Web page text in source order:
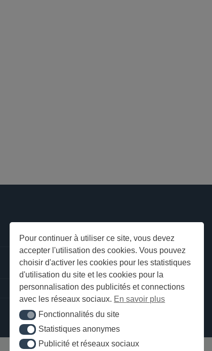
Pour continuer à utiliser ce site, vous devez
accepter l'utilisation des cookies. Vous pouvez
choisir d'activer les cookies pour les statistiques
d'utilisation du site et les cookies pour la
personnalisation des publicités et connections
avec les réseaux sociaux. En savoir plus
Fonctionnalités du site
Fonctionnalités du site
Statistiques anonymes
Statistiques anonymes
Publicité et réseaux sociaux
Publicité et réseaux sociaux